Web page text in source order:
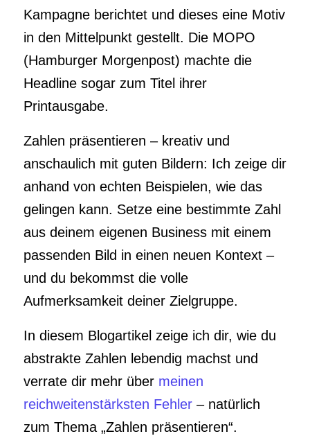
Kampagne berichtet und dieses eine Motiv
in den Mittelpunkt gestellt. Die MOPO
(Hamburger Morgenpost) machte die
Headline sogar zum Titel ihrer
Printausgabe.
Zahlen präsentieren – kreativ und
anschaulich mit guten Bildern: Ich zeige dir
anhand von echten Beispielen, wie das
gelingen kann. Setze eine bestimmte Zahl
aus deinem eigenen Business mit einem
passenden Bild in einen neuen Kontext –
und du bekommst die volle
Aufmerksamkeit deiner Zielgruppe.
In diesem Blogartikel zeige ich dir, wie du
abstrakte Zahlen lebendig machst und
verrate dir mehr über meinen
reichweitenstärksten Fehler– natürlich
zum Thema „Zahlen präsentieren“.